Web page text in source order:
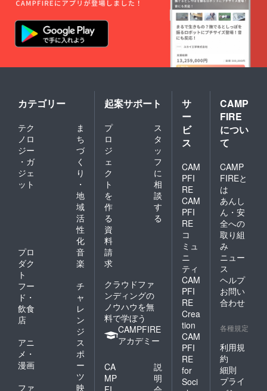
カテゴリー
テク
ノロ
ジー
・ガ
ジェ
ット
ま
ち
づ
く
り
・
地
域
活
性
化
プロ
ダク
ト
音
楽
フー
ド・
飲食
店
チ
ャ
レ
ン
ジ
アニ
メ・
漫画
ス
ポ
ー
ツ
ファ
映
起案サポート
プ
ロ
ジ
ェ
ク
ト
を
作
る
ス
タ
ッ
フ
に
相
談
す
る
資
料
請
求
クラウドファ
ンディングの
ノウハウを無
料で学ぼう
CAMPFIRE
アカデミー
CA
MP
説
明
サ
ー
ビ
ス
CAM
PFI
RE
CAM
PFI
RE
コ
ミュ
ニ
ティ
CAM
PFI
RE
Crea
tion
CAM
PFI
RE
for
Soci
CAMP
FIRE
につい
て
CAMP
FIREと
は
あんし
ん・安
全への
取り組
み
ニュー
ス
ヘルプ
お問い
合わせ
各種規定
利用規
約
細則
プライ